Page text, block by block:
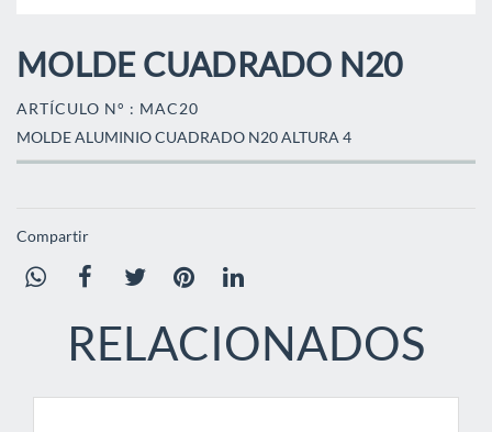
MOLDE CUADRADO N20
ARTÍCULO N° : MAC20
MOLDE ALUMINIO CUADRADO N20 ALTURA 4
Compartir
RELACIONADOS